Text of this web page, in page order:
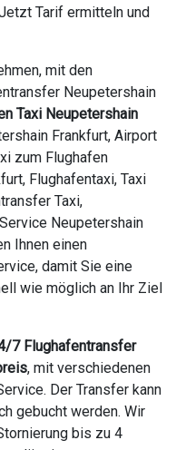
Tarif ermitteln und
mit den
Neupetershain
Taxi Neupetershain
Frankfurt, Airport
zum Flughafen
Flughafentaxi, Taxi
Taxi,
Neupetershain
Ihnen einen
damit Sie eine
wie möglich an Ihr Ziel
7 Flughafentransfer
, mit verschiedenen
Der Transfer kann
gebucht werden. Wir
bis zu 4